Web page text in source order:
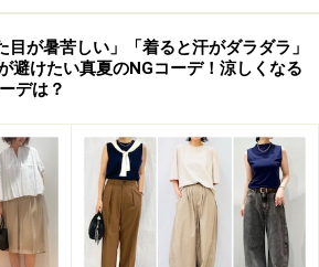
目が暑苦しい」「着ると汗がダラダラ」
避けたい真夏のNGコーデ！涼しくなる
デは？